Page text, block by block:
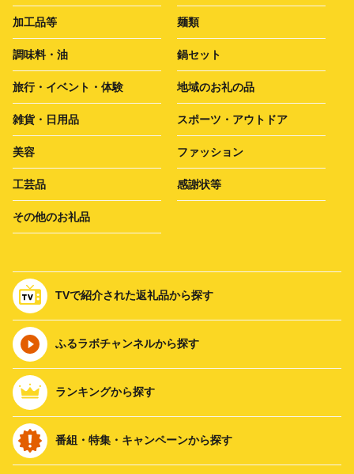
加工品等 麺類
調味料・油 鍋セット
旅行・イベント・体験 地域のお礼の品
雑貨・日用品 スポーツ・アウトドア
美容 ファッション
工芸品 感謝状等
その他のお礼品
TVで紹介された返礼品から探す
ふるラボチャンネルから探す
ランキングから探す
番組・特集・キャンペーンから探す